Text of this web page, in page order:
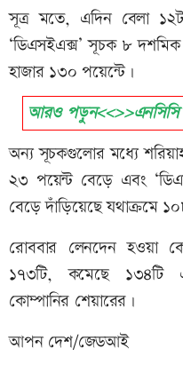
সূত্র মতে, এদিন বেলা
‘ডিএসইএক্স’ সূচক ৮
হাজার ১৩০ পয়েন্টে।
আরও পড়ুন<<>>এনসিসি
অন্য সূচকগুলোর মধ্যে
২৩ পয়েন্ট বেড়ে এবং
বেড়ে দাঁড়িয়েছে যথাক্রমে
রোববার লেনদেন হওয়া
১৭৩টি, কমেছে ১৩৪টি
কোম্পানির শেয়ারের।
আপন দেশ/জেডআই